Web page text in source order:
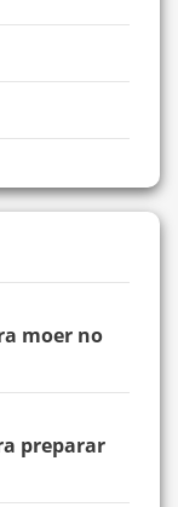
moer no
preparar